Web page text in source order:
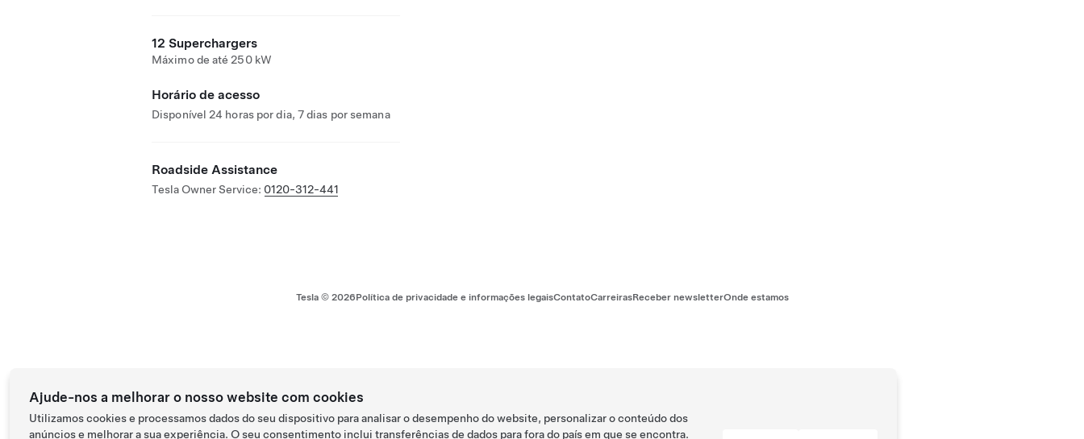
12 Superchargers
Máximo de até 250 kW
Horário de acesso
Disponível 24 horas por dia, 7 dias por semana
Roadside Assistance
Tesla Owner Service: 0120-312-441
Tesla © 2026Política de privacidade e informações legaisContatoCarreirasReceber newsletterOnde estamos
Ajude-nos a melhorar o nosso website com cookies
Utilizamos cookies e processamos dados do seu dispositivo para analisar o desempenho do website, personalizar o conteúdo dos
anúncios e melhorar a sua experiência. O seu consentimento inclui transferências de dados para fora do país em que se encontra.